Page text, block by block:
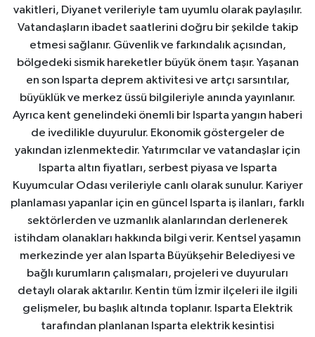
vakitleri, Diyanet verileriyle tam uyumlu olarak paylaşılır.
Vatandaşların ibadet saatlerini doğru bir şekilde takip
etmesi sağlanır. Güvenlik ve farkındalık açısından,
bölgedeki sismik hareketler büyük önem taşır. Yaşanan
en son Isparta deprem aktivitesi ve artçı sarsıntılar,
büyüklük ve merkez üssü bilgileriyle anında yayınlanır.
Ayrıca kent genelindeki önemli bir Isparta yangın haberi
de ivedilikle duyurulur. Ekonomik göstergeler de
yakından izlenmektedir. Yatırımcılar ve vatandaşlar için
Isparta altın fiyatları, serbest piyasa ve Isparta
Kuyumcular Odası verileriyle canlı olarak sunulur. Kariyer
planlaması yapanlar için en güncel Isparta iş ilanları, farklı
sektörlerden ve uzmanlık alanlarından derlenerek
istihdam olanakları hakkında bilgi verir. Kentsel yaşamın
merkezinde yer alan Isparta Büyükşehir Belediyesi ve
bağlı kurumların çalışmaları, projeleri ve duyuruları
detaylı olarak aktarılır. Kentin tüm İzmir ilçeleri ile ilgili
gelişmeler, bu başlık altında toplanır. Isparta Elektrik
tarafından planlanan Isparta elektrik kesintisi